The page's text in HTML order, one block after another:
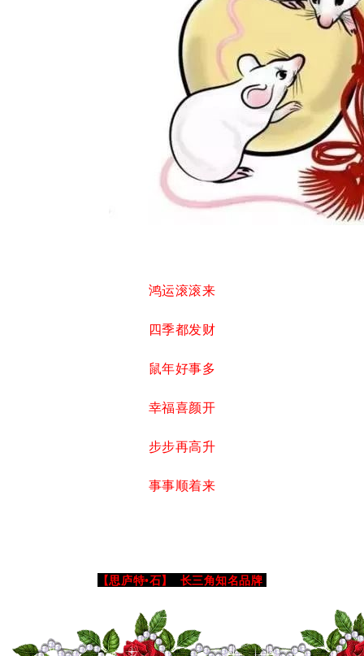
鸿运滚滚来
四季都发财
鼠年好事多
幸福喜颜开
步步再高升
事事顺着来
【思庐特•石】 长三角知名品牌